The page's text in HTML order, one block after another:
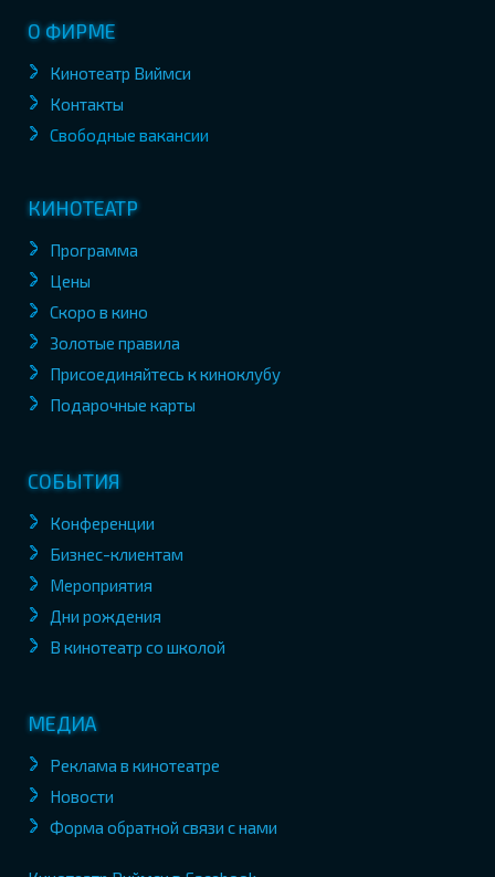
О ФИРМЕ
Кинотеатр Виймси
Контакты
Свободные вакансии
КИНОТЕАТР
Программа
Цены
Скоро в кино
Золотые правила
Присоединяйтесь к киноклубу
Подарочные карты
СОБЫТИЯ
Конференции
Бизнес-клиентам
Мероприятия
Дни рождения
В кинотеатр со школой
МЕДИА
Реклама в кинотеатре
Новости
Форма обратной связи с нами